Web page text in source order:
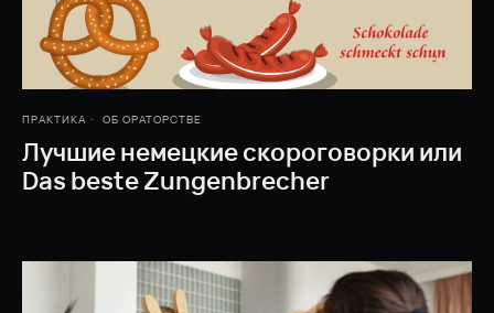
ПРАКТИКА ОБ ОРАТОРСТВЕ
Лучшие немецкие скороговорки или
Das beste Zungenbrecher